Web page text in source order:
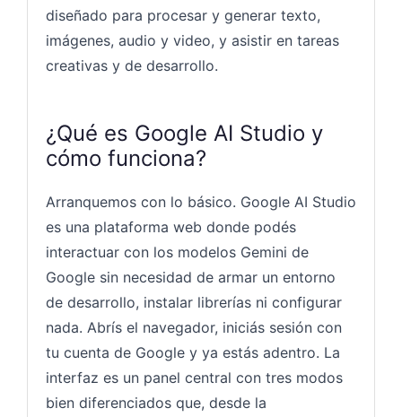
diseñado para procesar y generar texto,
imágenes, audio y video, y asistir en tareas
creativas y de desarrollo.
¿Qué es Google AI Studio y
cómo funciona?
Arranquemos con lo básico. Google AI Studio
es una plataforma web donde podés
interactuar con los modelos Gemini de
Google sin necesidad de armar un entorno
de desarrollo, instalar librerías ni configurar
nada. Abrís el navegador, iniciás sesión con
tu cuenta de Google y ya estás adentro. La
interfaz es un panel central con tres modos
bien diferenciados que, desde la